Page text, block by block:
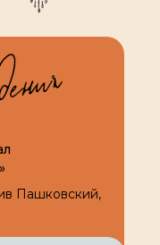
Пашковский,